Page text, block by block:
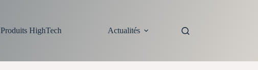
Produits HighTech Actualités